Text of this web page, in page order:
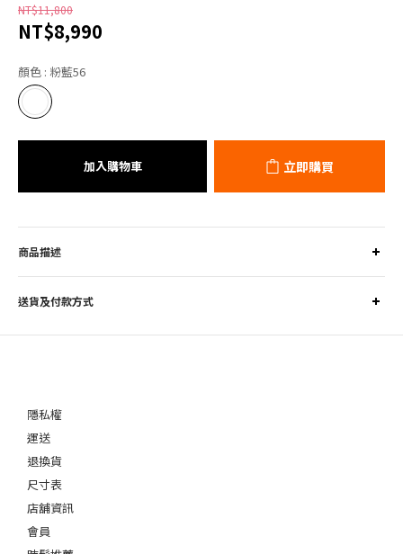
NT$11,800
NT$8,990
顏色 : 粉藍56
加入購物車 立即購買
商品描述
送貨及付款方式
隱私權
運送
退換貨
尺寸表
店舖資訊
會員